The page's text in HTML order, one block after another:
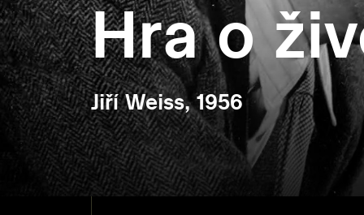
Hra o
Jiří Weiss, 1956